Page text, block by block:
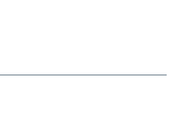
vereinen sich Ästhetik und
Mit intelligenten
Einzimmerapartments bis